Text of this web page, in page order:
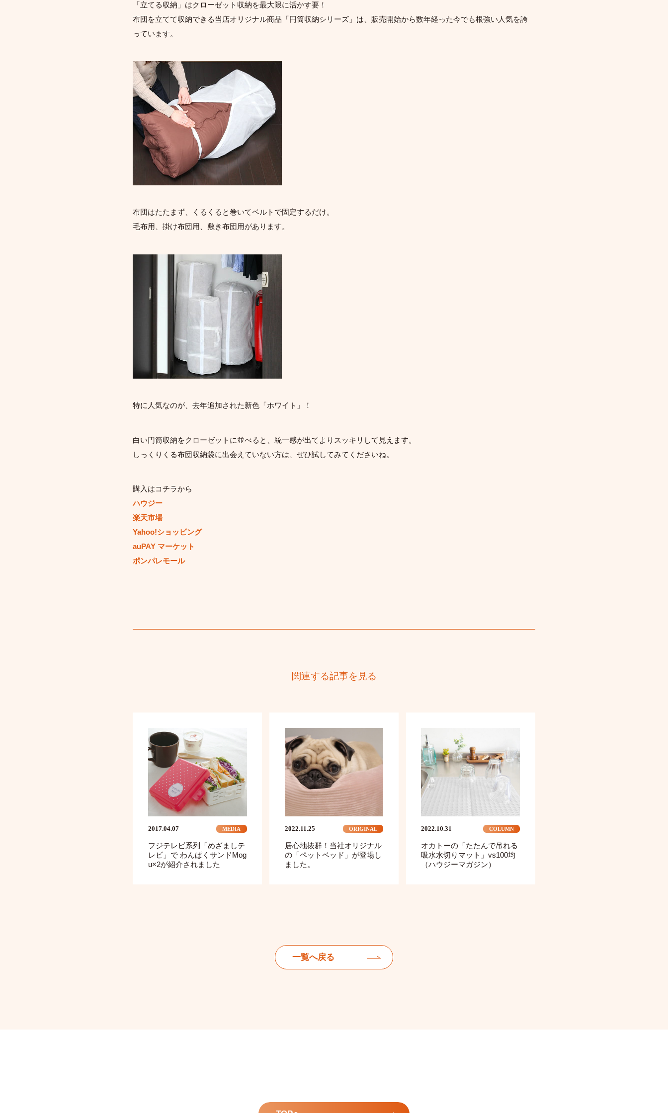
「立てる収納」はクローゼット収納を最大限に活かす要！
布団を立てて収納できる当店オリジナル商品「円筒収納シリーズ」は、販売開始から数年経った今でも根強い人気を誇
っています。
布団はたたまず、くるくると巻いてベルトで固定するだけ。
毛布用、掛け布団用、敷き布団用があります。
特に人気なのが、去年追加された新色「ホワイト」！
白い円筒収納をクローゼットに並べると、統一感が出てよりスッキリして見えます。
しっくりくる布団収納袋に出会えていない方は、ぜひ試してみてくださいね。
購入はコチラから
ハウジー
楽天市場
Yahoo!ショッピング
auPAY マーケット
ポンパレモール
関連する記事を見る
2017.04.07 MEDIA
フジテレビ系列「めざましテ
レビ」で わんぱくサンドMog
u×2が紹介されました
2022.11.25 ORIGINAL
居心地抜群！当社オリジナル
の「ペットベッド」が登場し
ました。
2022.10.31 COLUMN
オカトーの「たたんで吊れる
吸水水切りマット」vs100均
（ハウジーマガジン）
一覧へ戻る